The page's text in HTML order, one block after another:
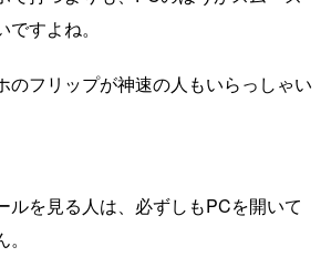
すよね。
のフリップが神速の人もいらっしゃい
ルを見る人は、必ずしもPCを開いて